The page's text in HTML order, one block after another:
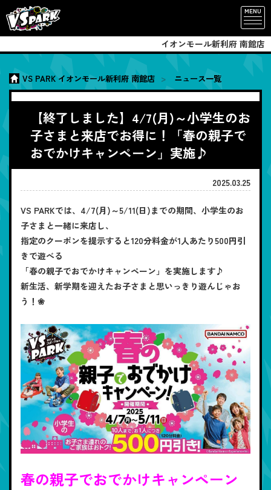
MENU
イオンモール新利府 南館店
VS PARK イオンモール新利府 南館店 ニュース一覧
【終了しました】4/7(月)～小学生のお
子さまと来店でお得に！「春の親子で
おでかけキャンペーン」実施♪
2025.03.25
VS PARKでは、4/7(月)～5/11(日)までの期間、小学生のお
子さまと一緒に来店し、
指定のクーポンを提示すると120分料金が1人あたり500円引
きで遊べる
「春の親子でおでかけキャンペーン」を実施します♪
新生活、新学期を迎えたお子さまと思いっきり遊んじゃお
う！❀
春の親子でおでかけキャンペーン